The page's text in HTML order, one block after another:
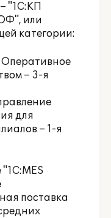
"1С:КП
или
категории:
Оперативное
– 3-я
для
– 1-я
поставка